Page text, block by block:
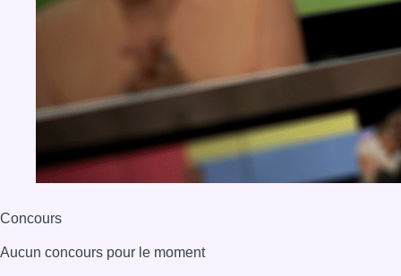
Concours
Aucun concours pour le moment